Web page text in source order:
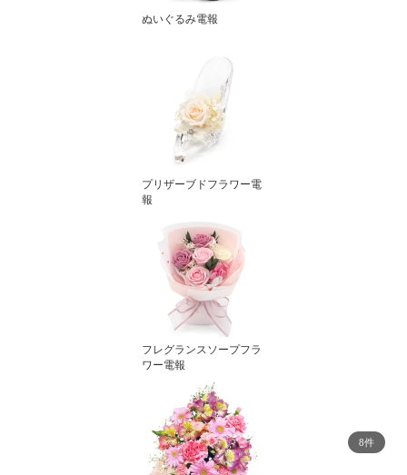
8件
ぬいぐるみ電報
プリザーブドフラワー電
報
フレグランスソープフラ
ワー電報